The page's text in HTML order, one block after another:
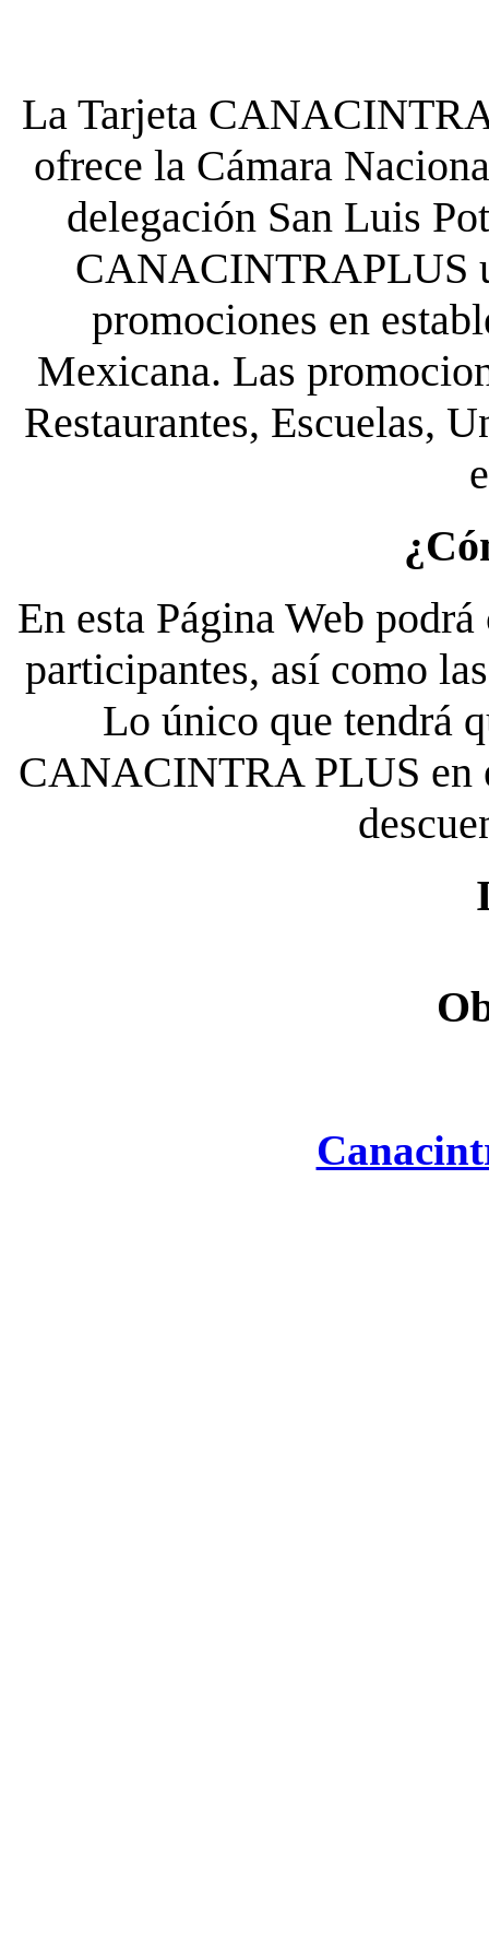
La Tarjeta
ofrece la Cámara
delegación San Luis
CANACINTRAPLUS
promociones en
Mexicana. Las
Restaurantes, Escuelas,
En esta Página Web
participantes, así como
Lo único que tendrá
CANACINTRA PLUS en